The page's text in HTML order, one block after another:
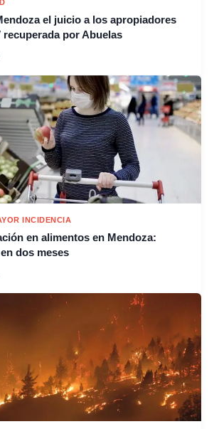
el juicio a los apropiadores
recuperada por Abuelas
INCIDENCIA
en alimentos en Mendoza:
dos meses